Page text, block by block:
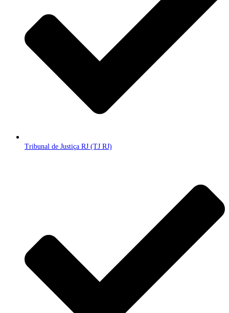
Tribunal de Justiça RJ (TJ RJ)